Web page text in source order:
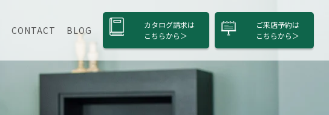
CONTACT BLOG
カタログ請求は
こちらから＞
ご来店予約は
こちらから＞